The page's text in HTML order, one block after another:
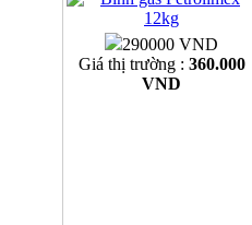
290000 VND
Giá thị trường : 360.000
VND